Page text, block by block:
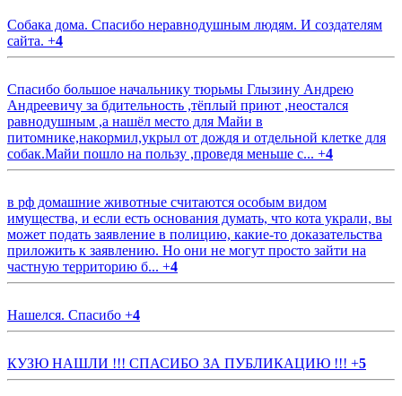
Собака дома. Спасибо неравнодушным людям. И создателям
сайта. +4
Спасибо большое начальнику тюрьмы Глызину Андрею
Андреевичу за бдительность ,тёплый приют ,неостался
равнодушным ,а нашёл место для Майи в
питомнике,накормил,укрыл от дождя и отдельной клетке для
собак.Майи пошло на пользу ,проведя меньше с... +4
в рф домашние животные считаются особым видом
имущества, и если есть основания думать, что кота украли, вы
может подать заявление в полицию, какие-то доказательства
приложить к заявлению. Но они не могут просто зайти на
частную территорию б... +4
Нашелся. Спасибо +4
КУЗЮ НАШЛИ !!! СПАСИБО ЗА ПУБЛИКАЦИЮ !!! +5